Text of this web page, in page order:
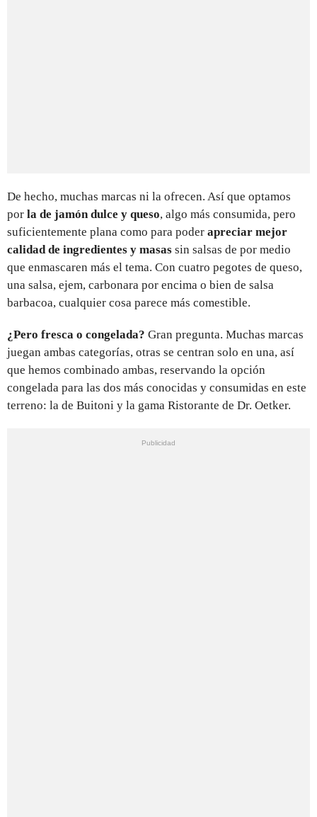
De hecho, muchas marcas ni la ofrecen. Así que optamos
por la de jamón dulce y queso, algo más consumida, pero
suficientemente plana como para poder apreciar mejor
calidad de ingredientes y masas sin salsas de por medio
que enmascaren más el tema. Con cuatro pegotes de queso,
una salsa, ejem, carbonara por encima o bien de salsa
barbacoa, cualquier cosa parece más comestible.
¿Pero fresca o congelada? Gran pregunta. Muchas marcas
juegan ambas categorías, otras se centran solo en una, así
que hemos combinado ambas, reservando la opción
congelada para las dos más conocidas y consumidas en este
terreno: la de Buitoni y la gama Ristorante de Dr. Oetker.